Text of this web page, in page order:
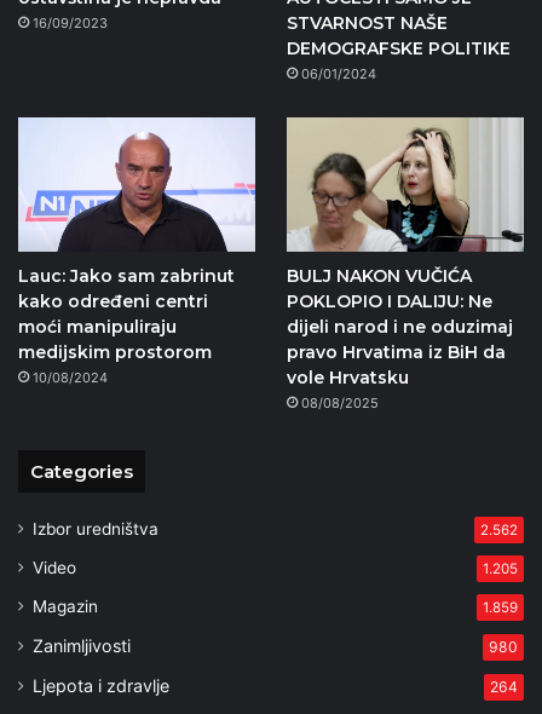
16/09/2023
STVARNOST NAŠE
DEMOGRAFSKE POLITIKE
06/01/2024
Lauc: Jako sam zabrinut
kako određeni centri
moći manipuliraju
medijskim prostorom
10/08/2024
BULJ NAKON VUČIĆA
POKLOPIO I DALIJU: Ne
dijeli narod i ne oduzimaj
pravo Hrvatima iz BiH da
vole Hrvatsku
08/08/2025
Categories
Izbor uredništva 2.562
Video 1.205
Magazin 1.859
Zanimljivosti 980
Ljepota i zdravlje 264